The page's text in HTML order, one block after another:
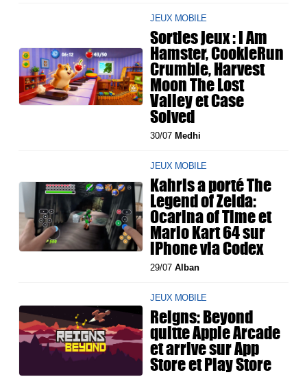
JEUX MOBILE
Sorties jeux : I Am
Hamster, CookieRun
Crumble, Harvest
Moon The Lost
Valley et Case
Solved
30/07 Medhi
JEUX MOBILE
Kahris a porté The
Legend of Zelda:
Ocarina of Time et
Mario Kart 64 sur
iPhone via Codex
29/07Alban
JEUX MOBILE
Reigns: Beyond
quitte Apple Arcade
et arrive sur App
Store et Play Store